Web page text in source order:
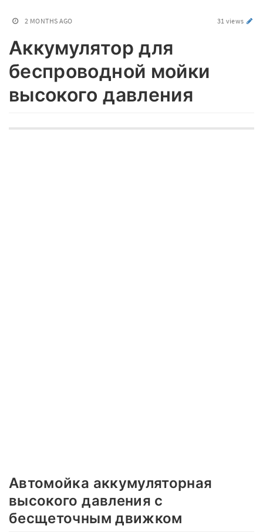
2 MONTHS AGO 31 views
Аккумулятор для
беспроводной мойки
высокого давления
Автомойка аккумуляторная
высокого давления с
бесщеточным движком